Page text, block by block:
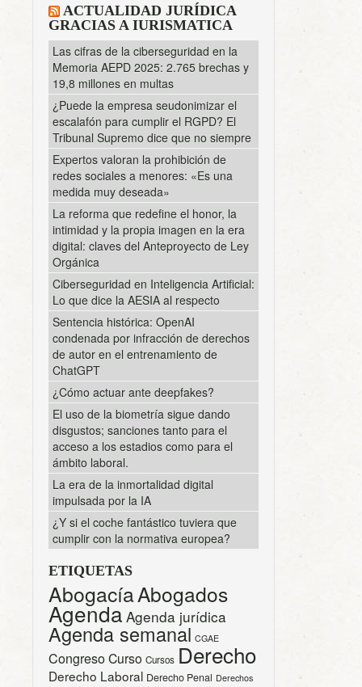
ACTUALIDAD JURÍDICA
GRACIAS A IURISMATICA
Las cifras de la ciberseguridad en la
Memoria AEPD 2025: 2.765 brechas y
19,8 millones en multas
¿Puede la empresa seudonimizar el
escalafón para cumplir el RGPD? El
Tribunal Supremo dice que no siempre
Expertos valoran la prohibición de
redes sociales a menores: «Es una
medida muy deseada»
La reforma que redefine el honor, la
intimidad y la propia imagen en la era
digital: claves del Anteproyecto de Ley
Orgánica
Ciberseguridad en Inteligencia Artificial:
Lo que dice la AESIA al respecto
Sentencia histórica: OpenAI
condenada por infracción de derechos
de autor en el entrenamiento de
ChatGPT
¿Cómo actuar ante deepfakes?
El uso de la biometría sigue dando
disgustos; sanciones tanto para el
acceso a los estadios como para el
ámbito laboral.
La era de la inmortalidad digital
impulsada por la IA
¿Y si el coche fantástico tuviera que
cumplir con la normativa europea?
ETIQUETAS
AbogacíaAbogados
Agenda Agenda jurídica
Agenda semanal CGAE
CongresoCurso Cursos Derecho
Derecho Laboral Derecho Penal Derechos